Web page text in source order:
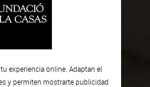
experiencia online. Adaptan el
y permiten mostrarte publicidad